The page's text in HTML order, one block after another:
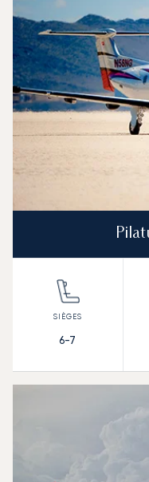
Vitesse (km/h)
Autonomie (NM)
6-7